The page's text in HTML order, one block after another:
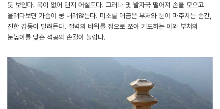
듯 보인다. 목이 없어 왠지 어설프다. 그러나 몇 발자국 떨어져 손을 모으고
올려다보면 가슴이 쿵 내려앉는다. 미소를 머금은 부처와 눈이 마주치는 순간,
진한 감동이 밀려든다. 절벽의 바위를 정으로 쪼아 기도하는 이와 부처의
눈높이를 맞춘 석공의 손길이 놀랍다.